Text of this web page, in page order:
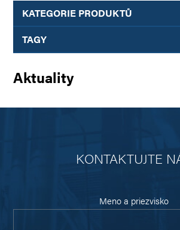
KATEGORIE PRODUKTŮ
TAGY
Aktuality
KONTAKTUJTE
Meno a priezvisko